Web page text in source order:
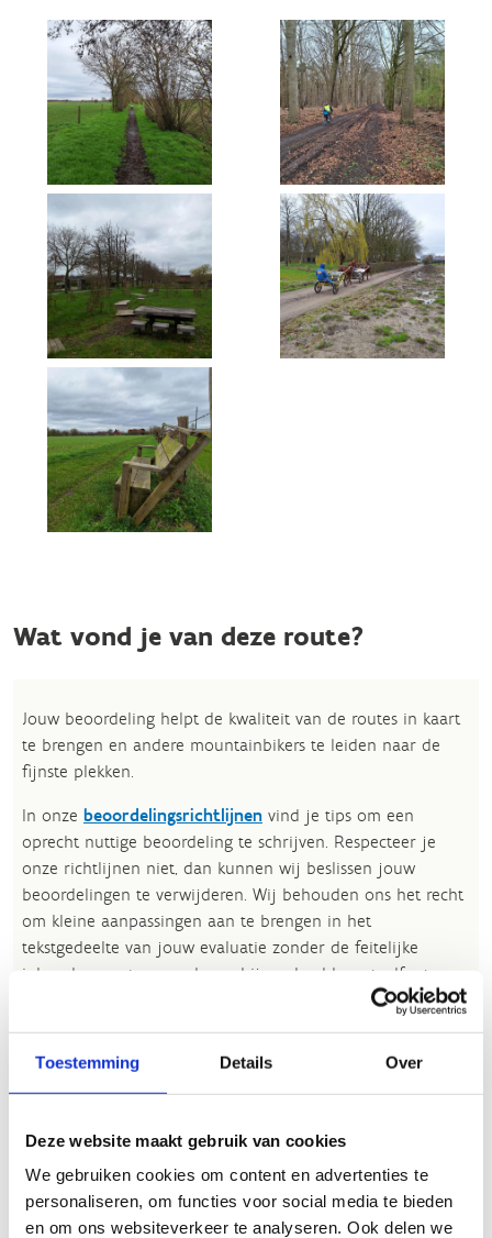
Toestemming Details Over
Deze website maakt gebruik van cookies
We gebruiken cookies om content en advertenties te
personaliseren, om functies voor social media te bieden
en om ons websiteverkeer te analyseren. Ook delen we
Wat vond je van deze route?
Jouw beoordeling helpt de kwaliteit van de routes in kaart
te brengen en andere mountainbikers te leiden naar de
fijnste plekken.
In onze beoordelingsrichtlijnen vind je tips om een
oprecht nuttige beoordeling te schrijven. Respecteer je
onze richtlijnen niet, dan kunnen wij beslissen jouw
beoordelingen te verwijderen. Wij behouden ons het recht
om kleine aanpassingen aan te brengen in het
tekstgedeelte van jouw evaluatie zonder de feitelijke
inhoud ervan te veranderen, bijvoorbeeld om taalfouten
kijkje bij deFAQ
hetRoutemeldpunt.
Heb je een vraag, contacteer ons via
sportievevrijetijd@sport.vlaanderen.​